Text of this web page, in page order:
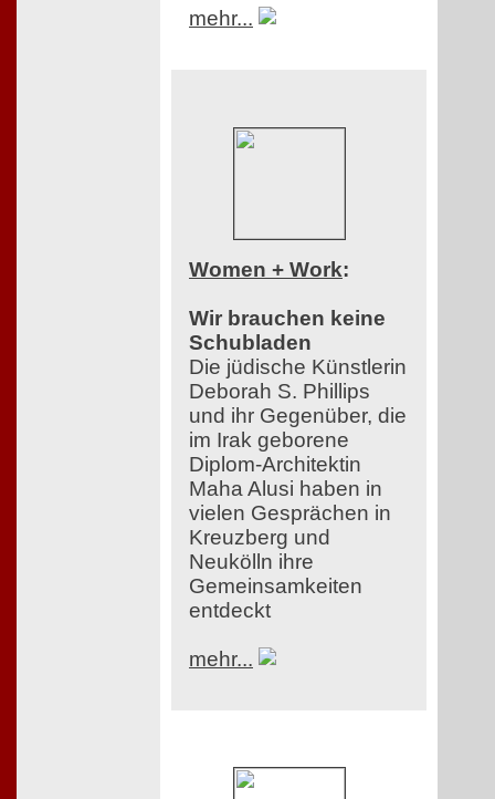
mehr...
Women + Work:
Wir brauchen keine
Schubladen
Die jüdische Künstlerin
Deborah S. Phillips
und ihr Gegenüber, die
im Irak geborene
Diplom-Architektin
Maha Alusi haben in
vielen Gesprächen in
Kreuzberg und
Neukölln ihre
Gemeinsamkeiten
entdeckt
mehr...